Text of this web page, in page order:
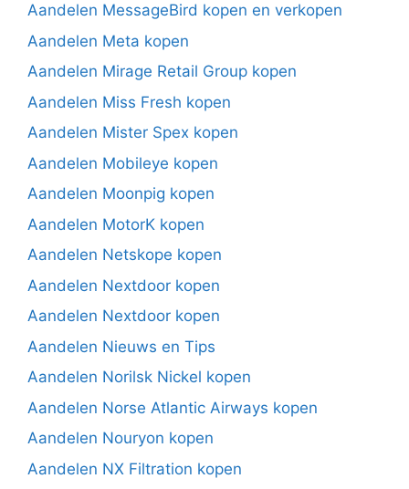
Aandelen MessageBird kopen en verkopen
Aandelen Meta kopen
Aandelen Mirage Retail Group kopen
Aandelen Miss Fresh kopen
Aandelen Mister Spex kopen
Aandelen Mobileye kopen
Aandelen Moonpig kopen
Aandelen MotorK kopen
Aandelen Netskope kopen
Aandelen Nextdoor kopen
Aandelen Nextdoor kopen
Aandelen Nieuws en Tips
Aandelen Norilsk Nickel kopen
Aandelen Norse Atlantic Airways kopen
Aandelen Nouryon kopen
Aandelen NX Filtration kopen